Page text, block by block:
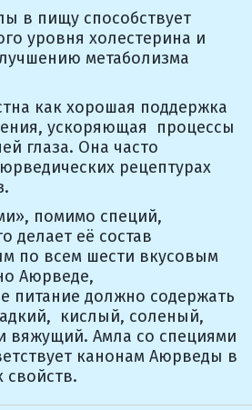
в пищу способствует
уровня холестерина и
метаболизма
как хорошая поддержка
ускоряющая  процессы
глаза. Она часто
рецептурах
помимо специй,
делает её состав
по всем шести вкусовым
Аюрведе,
питание должно содержать
кислый, соленый,
вяжущий. Амла со специями
канонам Аюрведы в
свойств.